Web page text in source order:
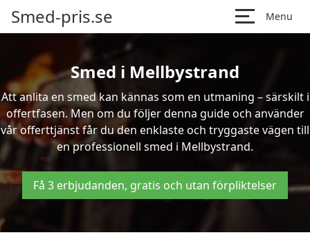
Smed-pris.se Menu
Smed i Mellbystrand
Att anlita en smed kan kännas som en utmaning – särskilt i
offertfasen. Men om du följer denna guide och använder
vår offerttjänst får du den enklaste och tryggaste vägen till
en professionell smed i Mellbystrand.
Få 3 erbjudanden, gratis och utan förpliktelser